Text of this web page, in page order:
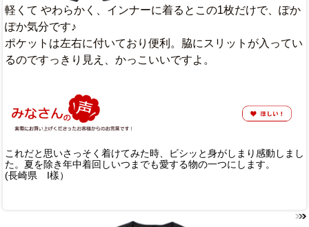
軽くて やわらかく、インナーに着るとこの1枚だけで、ぽか
ぽか気分です♪
ポケットは左右に付いており便利。脇にスリットが入ってい
るのですっきり見え、かっこいいですよ。
これだと思いさっそく着けてみた時、ビシッと身がしまり感動しまし
た。夏を除き年中着回しいつまでも愛する物の一つにします。
(長崎県 I樣）